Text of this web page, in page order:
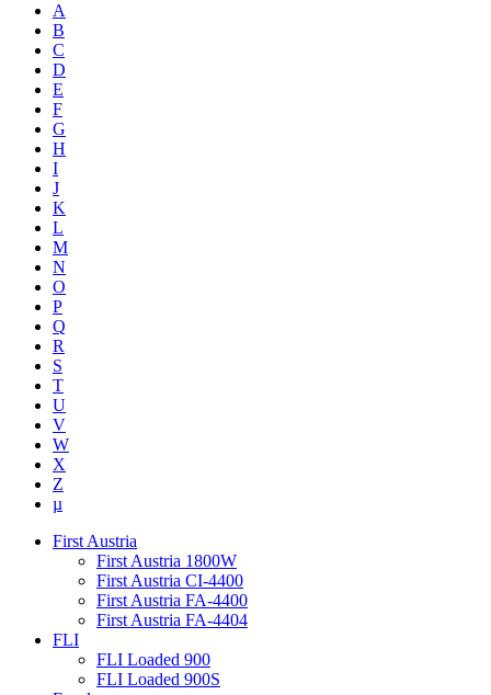
A
B
C
D
E
F
G
H
I
J
K
L
M
N
O
P
Q
R
S
T
U
V
W
X
Z
µ
First Austria
First Austria 1800W
First Austria CI-4400
First Austria FA-4400
First Austria FA-4404
FLI
FLI Loaded 900
FLI Loaded 900S